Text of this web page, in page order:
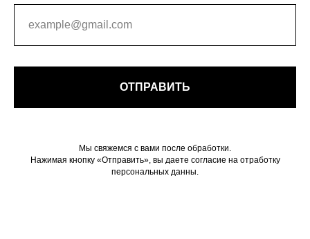
ОТПРАВИТЬ
Мы свяжемся с вами после обработки.
Нажимая кнопку «Отправить», вы даете согласие на отработку
персональных данны.